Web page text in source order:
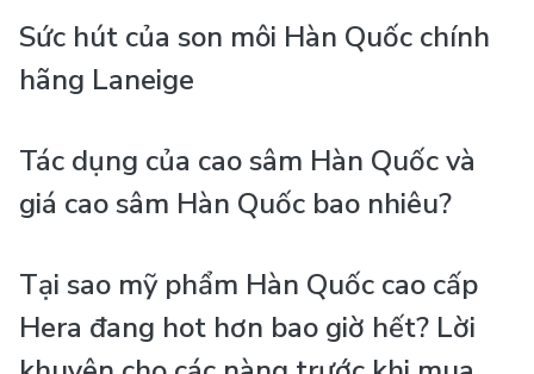
Sức hút của son môi Hàn Quốc chính
hãng Laneige
Tác dụng của cao sâm Hàn Quốc và
giá cao sâm Hàn Quốc bao nhiêu?
Tại sao mỹ phẩm Hàn Quốc cao cấp
Hera đang hot hơn bao giờ hết? Lời